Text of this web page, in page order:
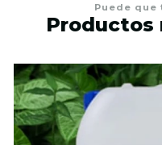
Puede que
Productos